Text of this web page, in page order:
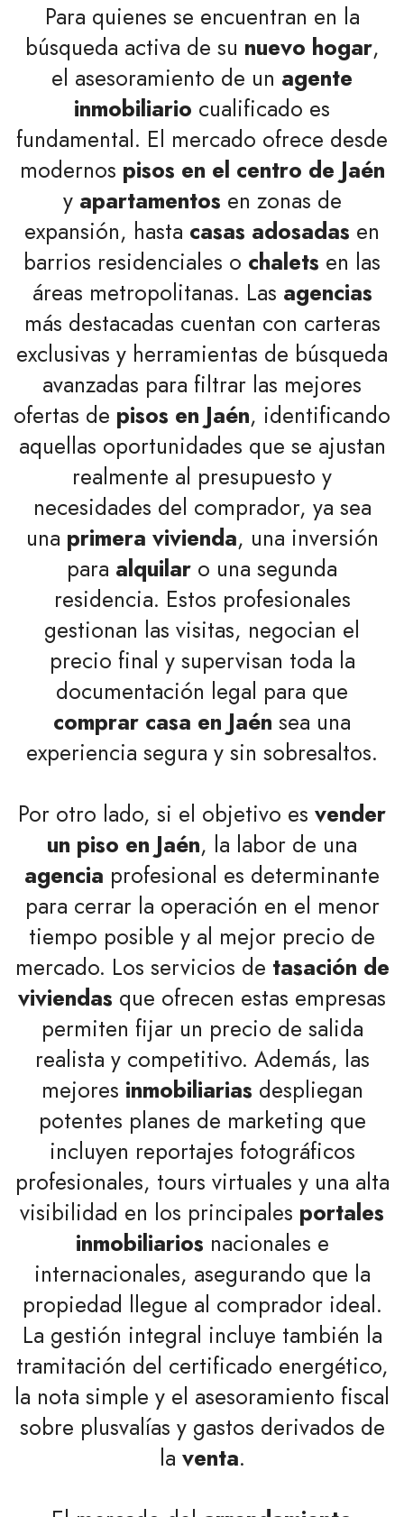
Para quienes se encuentran en la
búsqueda activa de su nuevo hogar,
el asesoramiento de un agente
inmobiliario cualificado es
fundamental. El mercado ofrece desde
modernos pisos en el centro de Jaén
y apartamentos en zonas de
expansión, hasta casas adosadas en
barrios residenciales o chalets en las
áreas metropolitanas. Las agencias
más destacadas cuentan con carteras
exclusivas y herramientas de búsqueda
avanzadas para filtrar las mejores
ofertas de pisos en Jaén, identificando
aquellas oportunidades que se ajustan
realmente al presupuesto y
necesidades del comprador, ya sea
una primera vivienda, una inversión
para alquilar o una segunda
residencia. Estos profesionales
gestionan las visitas, negocian el
precio final y supervisan toda la
documentación legal para que
comprar casa en Jaén sea una
experiencia segura y sin sobresaltos.
Por otro lado, si el objetivo es vender
un piso en Jaén, la labor de una
agencia profesional es determinante
para cerrar la operación en el menor
tiempo posible y al mejor precio de
mercado. Los servicios de tasación de
viviendas que ofrecen estas empresas
permiten fijar un precio de salida
realista y competitivo. Además, las
mejores inmobiliarias despliegan
potentes planes de marketing que
incluyen reportajes fotográficos
profesionales, tours virtuales y una alta
visibilidad en los principales portales
inmobiliarios nacionales e
internacionales, asegurando que la
propiedad llegue al comprador ideal.
La gestión integral incluye también la
tramitación del certificado energético,
la nota simple y el asesoramiento fiscal
sobre plusvalías y gastos derivados de
la venta.